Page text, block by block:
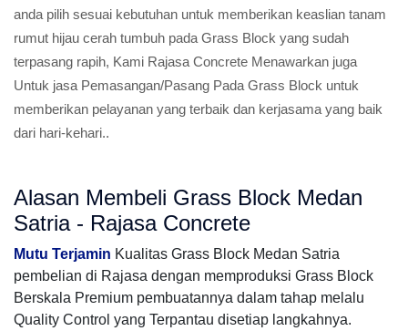
anda pilih sesuai kebutuhan untuk memberikan keaslian tanam
rumut hijau cerah tumbuh pada Grass Block yang sudah
terpasang rapih, Kami Rajasa Concrete Menawarkan juga
Untuk jasa Pemasangan/Pasang Pada Grass Block untuk
memberikan pelayanan yang terbaik dan kerjasama yang baik
dari hari-kehari..
Alasan Membeli Grass Block Medan
Satria - Rajasa Concrete
Mutu Terjamin Kualitas Grass Block Medan Satria
pembelian di Rajasa dengan memproduksi Grass Block
Berskala Premium pembuatannya dalam tahap melalu
Quality Control yang Terpantau disetiap langkahnya.